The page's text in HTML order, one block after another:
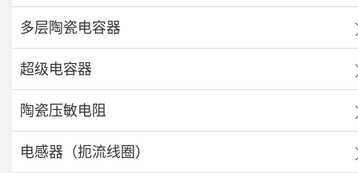
多层陶瓷电容器
超级电容器
陶瓷压敏电阻
电感器（扼流线圈）